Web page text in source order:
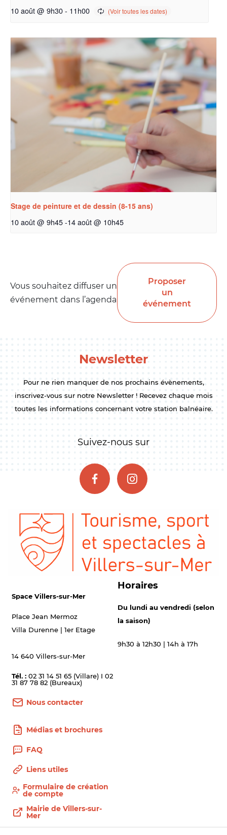
10 août @ 9h30- 11h00
Stage de peinture et de dessin (8-15 ans)
10 août @ 9h45-14 août @ 10h45
Vous souhaitez diffuser un
événement dans l’agenda
Proposer
un
événement
Newsletter
Pour ne rien manquer de nos prochains évènements,
inscrivez-vous sur notre Newsletter ! Recevez chaque mois
toutes les informations concernant votre station balnéaire.
Suivez-nous sur
Space Villers-sur-Mer
Place Jean Mermoz
Villa Durenne | 1er Etage
14 640 Villers-sur-Mer
Tél. : 02 31 14 51 65 (Villare) I 02
31 87 78 82 (Bureaux)
Nous contacter
Horaires
Du lundi au vendredi (selon
la saison)
9h30 à 12h30 | 14h à 17h
Médias et brochures
FAQ
Liens utiles
Formulaire de création
de compte
Mairie de Villers-sur-
Mer